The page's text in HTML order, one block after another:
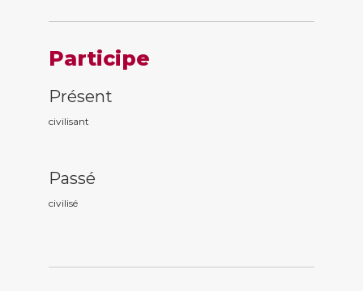
Participe
Présent
civilisant
Passé
civilisé